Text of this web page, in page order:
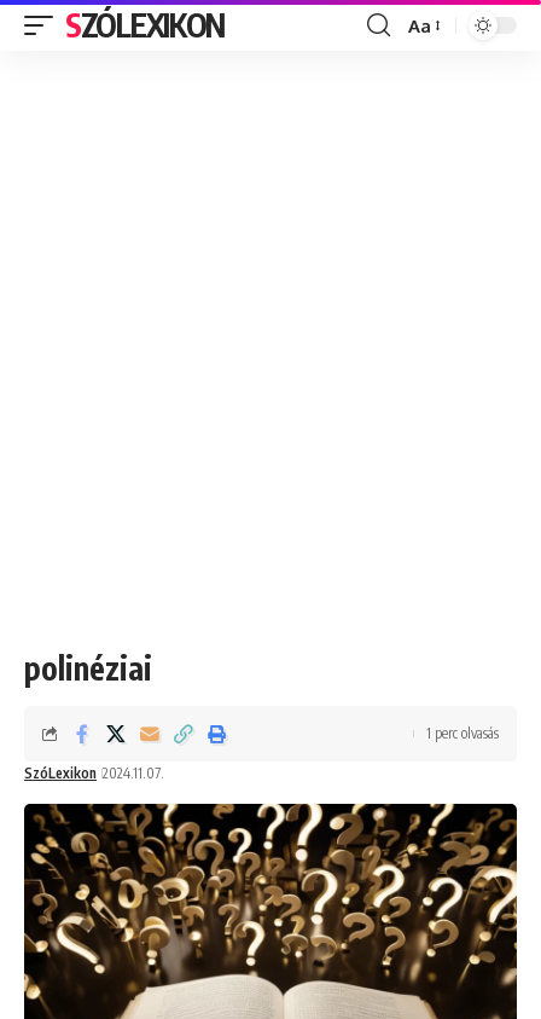
SZÓLEXIKON
Font
Aa
polinéziai
SzóLexikon 2024.11.07.
1 perc olvasás